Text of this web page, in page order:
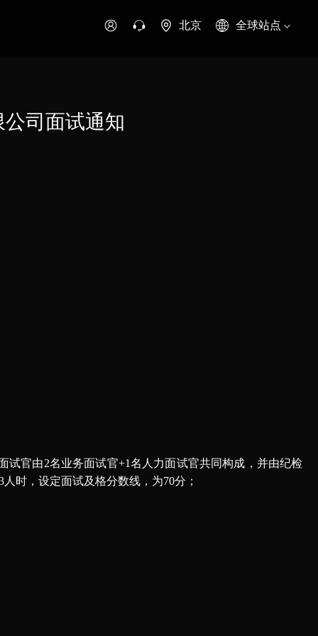
全球站点
北京
司面试通知
试官由2名业务面试官+1名 人力面试官共同构成 ，并由纪检
时，设定面试及格分数线，为70分；